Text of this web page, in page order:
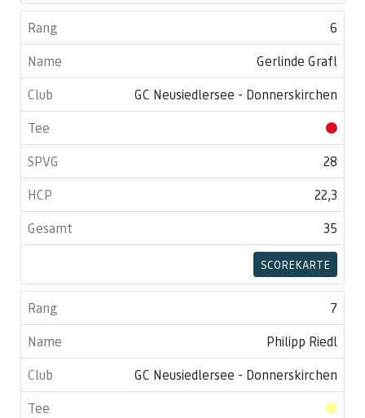
6
Gerlinde Grafl
GC Neusiedlersee - Donnerskirchen
28
22,3
35
SCOREKARTE
7
Philipp Riedl
GC Neusiedlersee - Donnerskirchen